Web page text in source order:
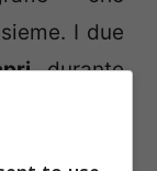
I due
, durante
Emma
per